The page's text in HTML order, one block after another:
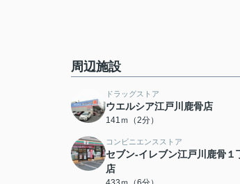
周辺施設
ドラッグストア
ウエルシア江戸川鹿骨店
141ｍ（2分）
コンビニエンスストア
セブン-イレブン江戸川鹿骨１
店